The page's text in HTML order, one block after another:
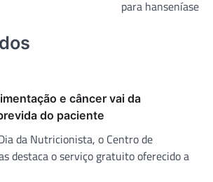
para hanseníase
e câncer vai da
do paciente
da Nutricionista, o Centro de
destaca o serviço gratuito oferecido a